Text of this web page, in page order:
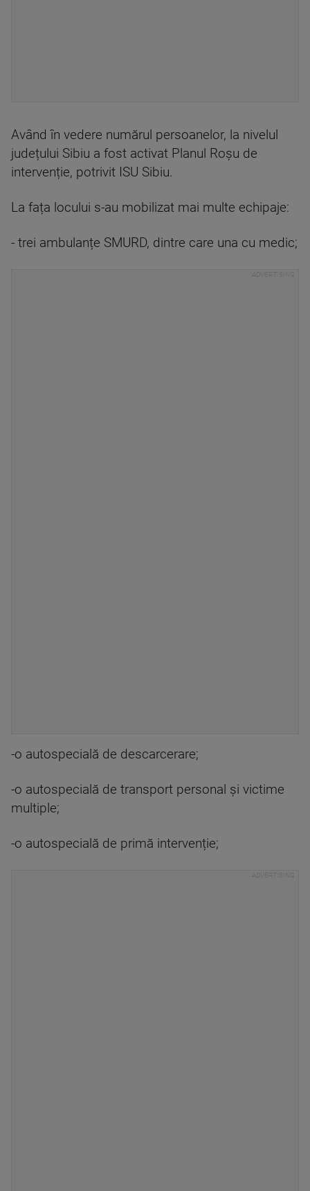
Având în vedere numărul persoanelor, la nivelul
județului Sibiu a fost activat Planul Roșu de
intervenție, potrivit ISU Sibiu.
La fața locului s-au mobilizat mai multe echipaje:
- trei ambulanțe SMURD, dintre care una cu medic;
-o autospecială de descarcerare;
-o autospecială de transport personal și victime
multiple;
-o autospecială de primă intervenție;